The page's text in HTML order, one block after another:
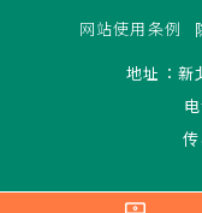
地址：新
传
网站使用条例